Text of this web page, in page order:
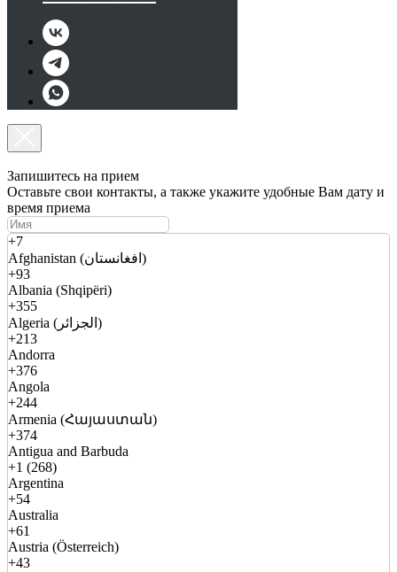
Запишитесь на прием
Оставьте свои контакты, а также укажите удобные Вам дату и
время приема
+7
Afghanistan (افغانستان)
+93
Albania (Shqipëri)
+355
Algeria (الجزائر)
+213
Andorra
+376
Angola
+244
Armenia (Հայաստան)
+374
Antigua and Barbuda
+1 (268)
Argentina
+54
Australia
+61
Austria (Österreich)
+43